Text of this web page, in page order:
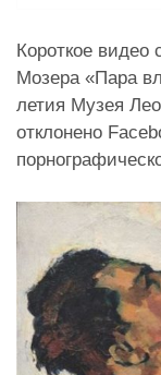
Короткое видео
Мозера «Пара
летия Музея
отклонено